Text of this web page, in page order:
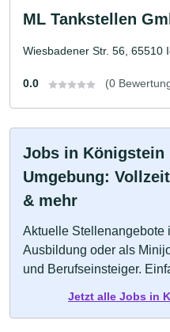
ML Tankstellen
Wiesbadener Str. 56, 65510
0.0 (0
Jobs in Königstein
Umgebung:
& mehr
Aktuelle Stellenangebote
Ausbildung oder als
und Berufseinsteiger.
Jetzt alle Jobs in